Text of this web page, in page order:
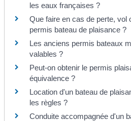
les eaux françaises ?
Que faire en cas de perte, vol
permis bateau de plaisance ?
Les anciens permis bateaux
valables ?
Peut-on obtenir le permis
équivalence ?
Location d'un bateau de
les règles ?
Conduite accompagnée d'un